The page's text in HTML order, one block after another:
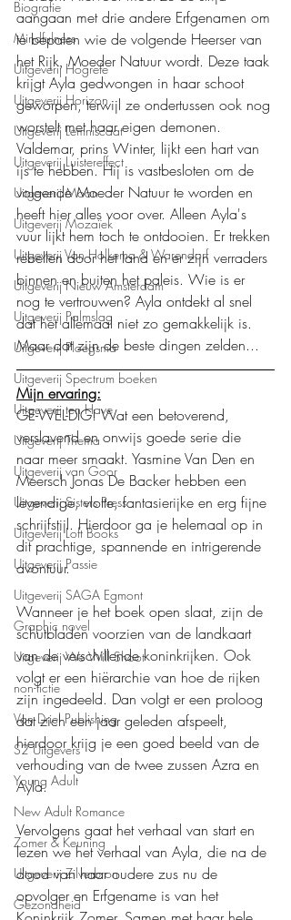
Biografie
Mindfulness
Uitgeverij Hogrefe
Uitgeverij Horizon
Uitgeverij Lemniscaat
Uitgeverij Luistereffect
Uitgeverij Moon
Uitgeverij Mozaïek
Uitgeverij Van Holkema & Warendorf
Uitgeverij Nieuw Amsterdam
Uitgeverij Palmslag
Uitgeverij Ploegsma
Uitgeverij Spectrum boeken
Uitgeverij ten Have
Uitgeverij Thema
Uitgeverij van Goor
Uitgeverij Sisters Press
Uitgeverij Loft Books
Uitgeverij Passie
Uitgeverij SAGA Egmont
Graphic novel
Uitgeverij We Will Shoot
non-fictie
Van Driel Publishing
S2 Uitgevers
Young Adult
New Adult Romance
Zomer & Keuning
Uitgeverij Zilverbron
Gezondheid
aangaan met drie andere Erfgenamen om
te bepalen wie de volgende Heerser van
het Rijk, Moeder Natuur wordt. Deze taak
krijgt Ayla gedwongen in haar schoot
geworpen, terwijl ze ondertussen ook nog
worstelt met haar eigen demonen.
Valdemar, prins Winter, lijkt een hart van
ijs te hebben. Hij is vastbesloten om de
volgende Moeder Natuur te worden en
heeft hier alles voor over. Alleen Ayla's
vuur lijkt hem toch te ontdooien. Er trekken
rebellen door het land en er zijn verraders
binnen en buiten het paleis. Wie is er
nog te vertrouwen? Ayla ontdekt al snel
dat het allemaal niet zo gemakkelijk is.
Maar dat zijn de beste dingen zelden...
Mijn ervaring:
GE-WEL-DIG! Wat een betoverend,
verslavend en onwijs goede serie die
naar meer smaakt. Yasmine Van Den en
Meersch Jonas De Backer hebben een
levendige, vlotte, fantasierijke en erg fijne
schrijfstijl. Hierdoor ga je helemaal op in
dit prachtige, spannende en intrigerende
avontuur.
Wanneer je het boek open slaat, zijn de
schutbladen voorzien van de landkaart
van de verschillende koninkrijken. Ook
volgt er een hiërarchie van hoe de rijken
zijn ingedeeld. Dan volgt er een proloog
dat zich een jaar geleden afspeelt,
hierdoor krijg je een goed beeld van de
verhouding van de twee zussen Azra en
Ayla.
Vervolgens gaat het verhaal van start en
lezen we het verhaal van Ayla, die na de
dood van haar oudere zus nu de
opvolger en Erfgename is van het